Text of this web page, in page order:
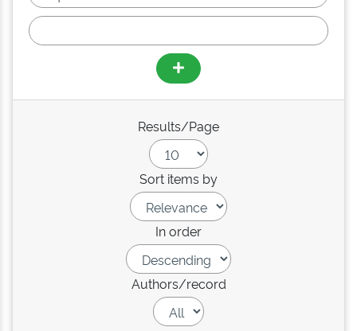
Results/Page
Sort items by
In order
Authors/record